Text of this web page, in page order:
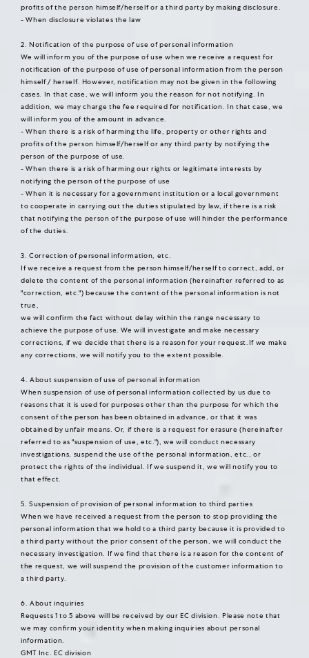
profits of the person himself/herself or a third party by making disclosure.
- When disclosure violates the law
2. Notification of the purpose of use of personal information
We will inform you of the purpose of use when we receive a request for
notification of the purpose of use of personal information from the person
himself / herself. However, notification may not be given in the following
cases. In that case, we will inform you the reason for not notifying. In
addition, we may charge the fee required for notification. In that case, we
will inform you of the amount in advance.
- When there is a risk of harming the life, property or other rights and
profits of the person himself/herself or any third party by notifying the
person of the purpose of use.
- When there is a risk of harming our rights or legitimate interests by
notifying the person of the purpose of use
- When it is necessary for a government institution or a local government
to cooperate in carrying out the duties stipulated by law, if there is a risk
that notifying the person of the purpose of use will hinder the performance
of the duties.
3. Correction of personal information, etc.
If we receive a request from the person himself/herself to correct, add, or
delete the content of the personal information (hereinafter referred to as
"correction, etc.") because the content of the personal information is not
true,
we will confirm the fact without delay within the range necessary to
achieve the purpose of use. We will investigate and make necessary
corrections, if we decide that there is a reason for your request.If we make
any corrections, we will notify you to the extent possible.
4. About suspension of use of personal information
When suspension of use of personal information collected by us due to
reasons that it is used for purposes other than the purpose for which the
consent of the person has been obtained in advance, or that it was
obtained by unfair means. Or, if there is a request for erasure (hereinafter
referred to as "suspension of use, etc."), we will conduct necessary
investigations, suspend the use of the personal information, etc., or
protect the rights of the individual. If we suspend it, we will notify you to
that effect.
5. Suspension of provision of personal information to third parties
When we have received a request from the person to stop providing the
personal information that we hold to a third party because it is provided to
a third party without the prior consent of the person, we will conduct the
necessary investigation. If we find that there is a reason for the content of
the request, we will suspend the provision of the customer information to
a third party.
6. About inquiries
Requests 1 to 5 above will be received by our EC division. Please note that
we may confirm your identity when making inquiries about personal
information.
GMT Inc. EC division